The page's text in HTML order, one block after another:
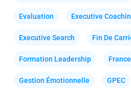
Evaluation Executive
Executive Search Fin De
Formation Leadership France
Gestion Émotionnelle GPEC